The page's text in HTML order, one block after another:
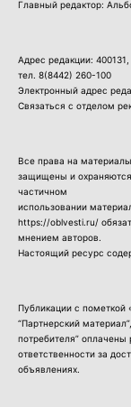
Главный редактор:
Адрес редакции:
тел. 8(8442) 260-100
Электронный адрес
Связаться с отделом
Все права на
защищены и
частичном
использовании
https://oblvesti.ru/
мнением авторов.
Настоящий ресурс
Публикации с пометкой
“Партнерский
потребителя”
ответственности за
объявлениях.